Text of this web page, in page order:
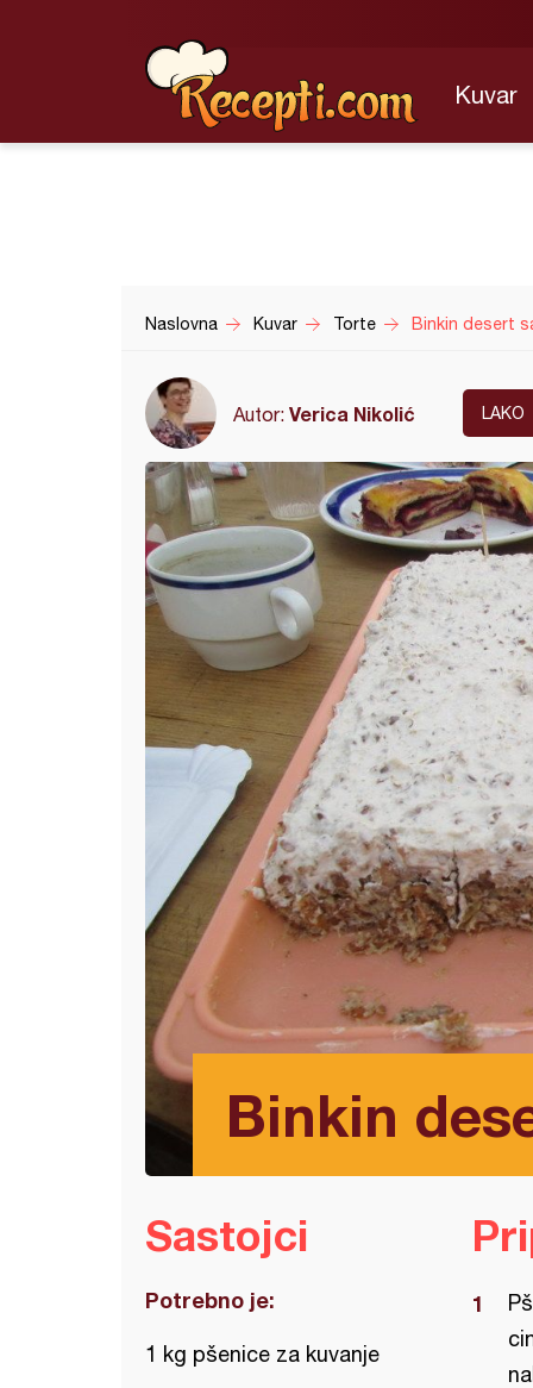
Kuvar
Naslovna Kuvar Torte Binkin desert
Autor: Verica Nikolić LAKO
Binkin
Sastojci
Potrebno je:
1 kg pšenice za kuvanje